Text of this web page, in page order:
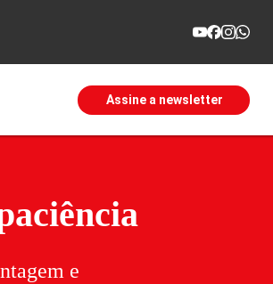
Assine a newsletter
e